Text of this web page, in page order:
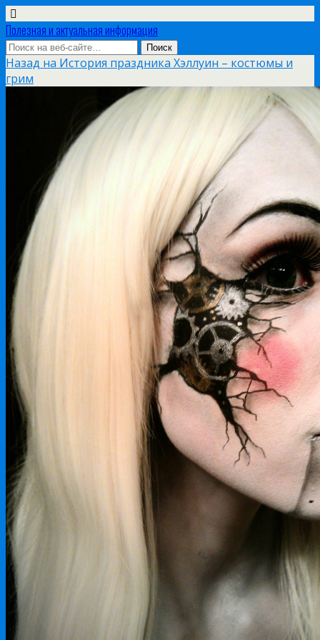
Полезная и актуальная информация
Назад на История праздника Хэллуин – костюмы и
грим